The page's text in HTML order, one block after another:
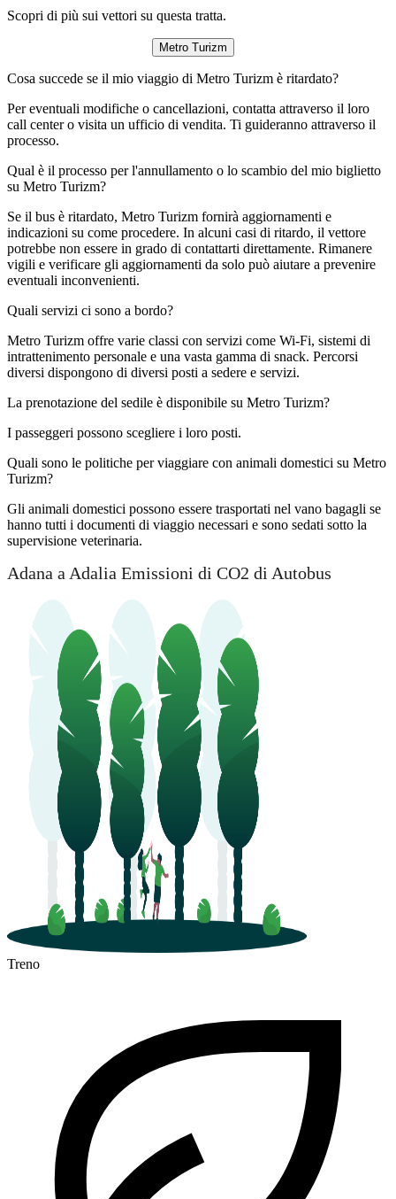
Scopri di più sui vettori su questa tratta.
Metro Turizm
Cosa succede se il mio viaggio di Metro Turizm è ritardato?
Per eventuali modifiche o cancellazioni, contatta attraverso il loro
call center o visita un ufficio di vendita. Ti guideranno attraverso il
processo.
Qual è il processo per l'annullamento o lo scambio del mio biglietto
su Metro Turizm?
Se il bus è ritardato, Metro Turizm fornirà aggiornamenti e
indicazioni su come procedere. In alcuni casi di ritardo, il vettore
potrebbe non essere in grado di contattarti direttamente. Rimanere
vigili e verificare gli aggiornamenti da solo può aiutare a prevenire
eventuali inconvenienti.
Quali servizi ci sono a bordo?
Metro Turizm offre varie classi con servizi come Wi-Fi, sistemi di
intrattenimento personale e una vasta gamma di snack. Percorsi
diversi dispongono di diversi posti a sedere e servizi.
La prenotazione del sedile è disponibile su Metro Turizm?
I passeggeri possono scegliere i loro posti.
Quali sono le politiche per viaggiare con animali domestici su Metro
Turizm?
Gli animali domestici possono essere trasportati nel vano bagagli se
hanno tutti i documenti di viaggio necessari e sono sedati sotto la
supervisione veterinaria.
Adana a Adalia Emissioni di CO2 di Autobus
Treno